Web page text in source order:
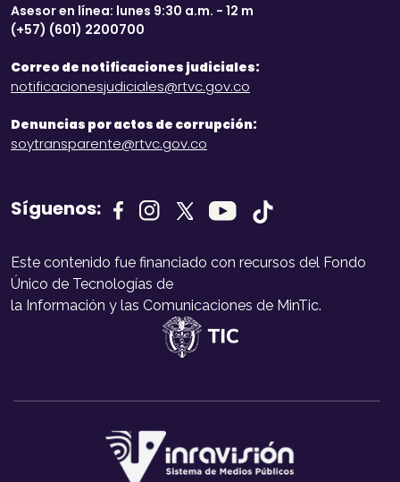
Asesor en línea: lunes 9:30 a.m. - 12 m
(+57) (601) 2200700
Correo de notificaciones judiciales:
notificacionesjudiciales@rtvc.gov.co
Denuncias por actos de corrupción:
soytransparente@rtvc.gov.co
Síguenos:
Este contenido fue financiado con recursos del Fondo
Único de Tecnologías de
la Información y las Comunicaciones de MinTic.